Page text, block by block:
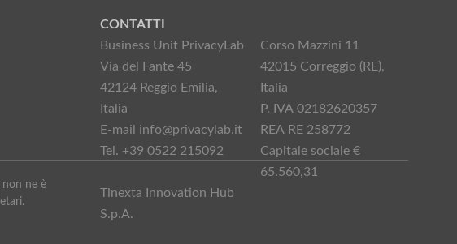
CONTATTI
Business Unit PrivacyLab
Via del Fante 45
42124 Reggio Emilia,
Italia
E-mail info@privacylab.it
Tel. +39 0522 215092
Tinexta Innovation Hub
S.p.A.
Corso Mazzini 11
42015 Correggio (RE),
Italia
P. IVA 02182620357
REA RE 258772
Capitale sociale €
65.560,31
ne è